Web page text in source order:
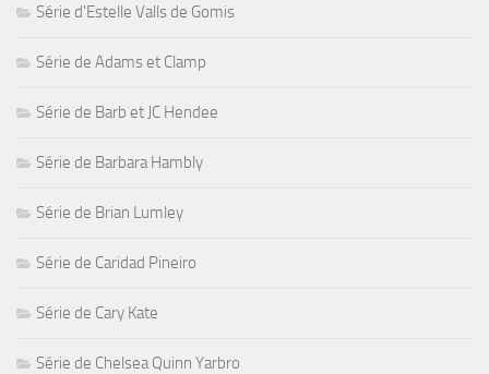
Série d'Estelle Valls de Gomis
Série de Adams et Clamp
Série de Barb et JC Hendee
Série de Barbara Hambly
Série de Brian Lumley
Série de Caridad Pineiro
Série de Cary Kate
Série de Chelsea Quinn Yarbro